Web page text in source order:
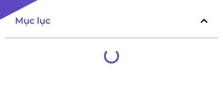
Mục lục